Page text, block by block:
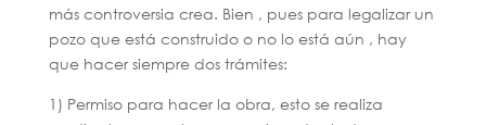
más controversia crea. Bien , pues para legalizar un
pozo que está construido o no lo está aún , hay
que hacer siempre dos trámites:
1) Permiso para hacer la obra, esto se realiza